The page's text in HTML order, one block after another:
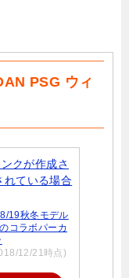
PSG ウィ
19秋冬モデル
コラボパーカ
12/21時点)